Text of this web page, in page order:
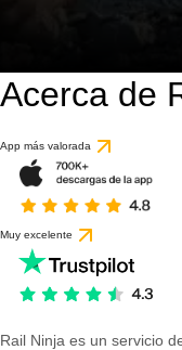
Acerca de
App más valorada
Muy excelente
Rail Ninja es un servicio